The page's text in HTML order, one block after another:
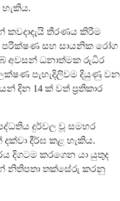
හැකිය.
තීරණය කිරීම
පරීක්ෂණ සහ සායනික රෝග
අවසන් ධනාත්මක රුධිර
පැහැදිලිවම දියුණු වන
දින 14 ක් වත් ප්‍රතිකාර
දුර්වල වූ සමහර
දීර්ඝ කළ හැකිය.
දිගටම කරගෙන යා යුතුද
නිතිපතා තක්සේරු කරනු